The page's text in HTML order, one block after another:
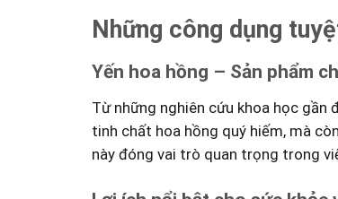
Những công dụng
Yến hoa hồng – Sản phẩm
Từ những nghiên cứu khoa học gần
‌tinh chất hoa hồng quý hiếm, mà
này đóng vai trò quan trọng trong